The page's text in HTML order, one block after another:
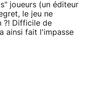
joueurs (un éditeur
le jeu ne
?! Difficile de
ainsi fait l'impasse